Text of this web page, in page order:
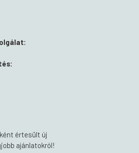
értesült új
ajánlatokról!